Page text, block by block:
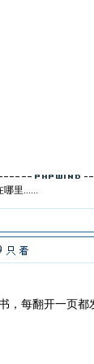
里......
，每翻开一页